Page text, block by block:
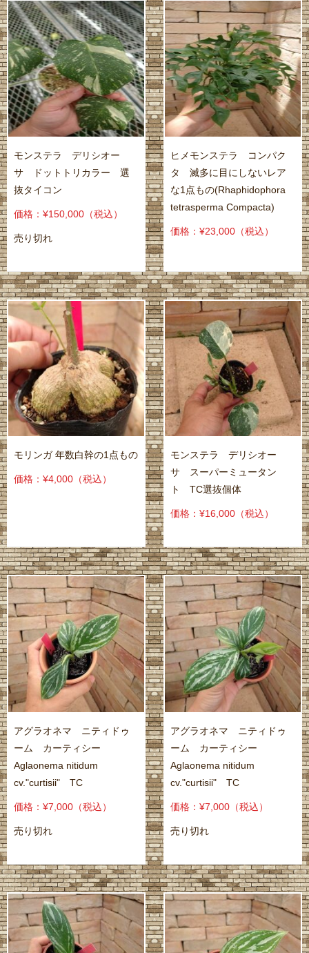
モンステラ デリシオー
サ ドットトリカラー 選
抜タイコン
価格：¥150,000 （税込）
売り切れ
ヒメモンステラ コンパク
タ 滅多に目にしないレア
な1点もの(Rhaphidophora
tetrasperma Compacta)
価格：¥23,000 （税込）
モリンガ 年数白幹の1点もの
価格：¥4,000 （税込）
モンステラ デリシオー
サ スーパーミュータン
ト TC選抜個体
価格：¥16,000 （税込）
アグラオネマ ニティドゥ
ーム カーティシー
Aglaonema nitidum
cv."curtisii" TC
価格：¥7,000 （税込）
売り切れ
アグラオネマ ニティドゥ
ーム カーティシー
Aglaonema nitidum
cv."curtisii" TC
価格：¥7,000 （税込）
売り切れ